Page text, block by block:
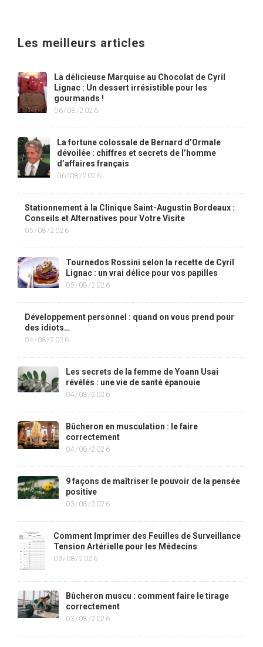
Les meilleurs articles
La délicieuse Marquise au Chocolat de Cyril
Lignac : Un dessert irrésistible pour les
gourmands !
06/08/2026
La fortune colossale de Bernard d’Ormale
dévoilée : chiffres et secrets de l’homme
d’affaires français
06/08/2026
Stationnement à la Clinique Saint-Augustin Bordeaux :
Conseils et Alternatives pour Votre Visite
05/08/2026
Tournedos Rossini selon la recette de Cyril
Lignac : un vrai délice pour vos papilles
05/08/2026
Développement personnel : quand on vous prend pour
des idiots…
04/08/2026
Les secrets de la femme de Yoann Usai
révélés : une vie de santé épanouie
04/08/2026
Bûcheron en musculation : le faire
correctement
04/08/2026
9 façons de maîtriser le pouvoir de la pensée
positive
03/08/2026
Comment Imprimer des Feuilles de Surveillance
Tension Artérielle pour les Médecins
03/08/2026
Bûcheron muscu : comment faire le tirage
correctement
03/08/2026